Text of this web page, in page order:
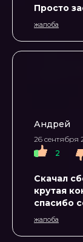
Просто
жалоба
Андрей
26 сентября
2
Скачал
крутая
спасибо
жалоба